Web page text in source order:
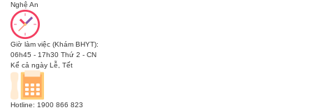
Nghệ An
Giờ làm việc (Khám BHYT):
06h45 - 17h30 Thứ 2 - CN
Kể cả ngày Lễ, Tết
Hotline: 1900 866 823